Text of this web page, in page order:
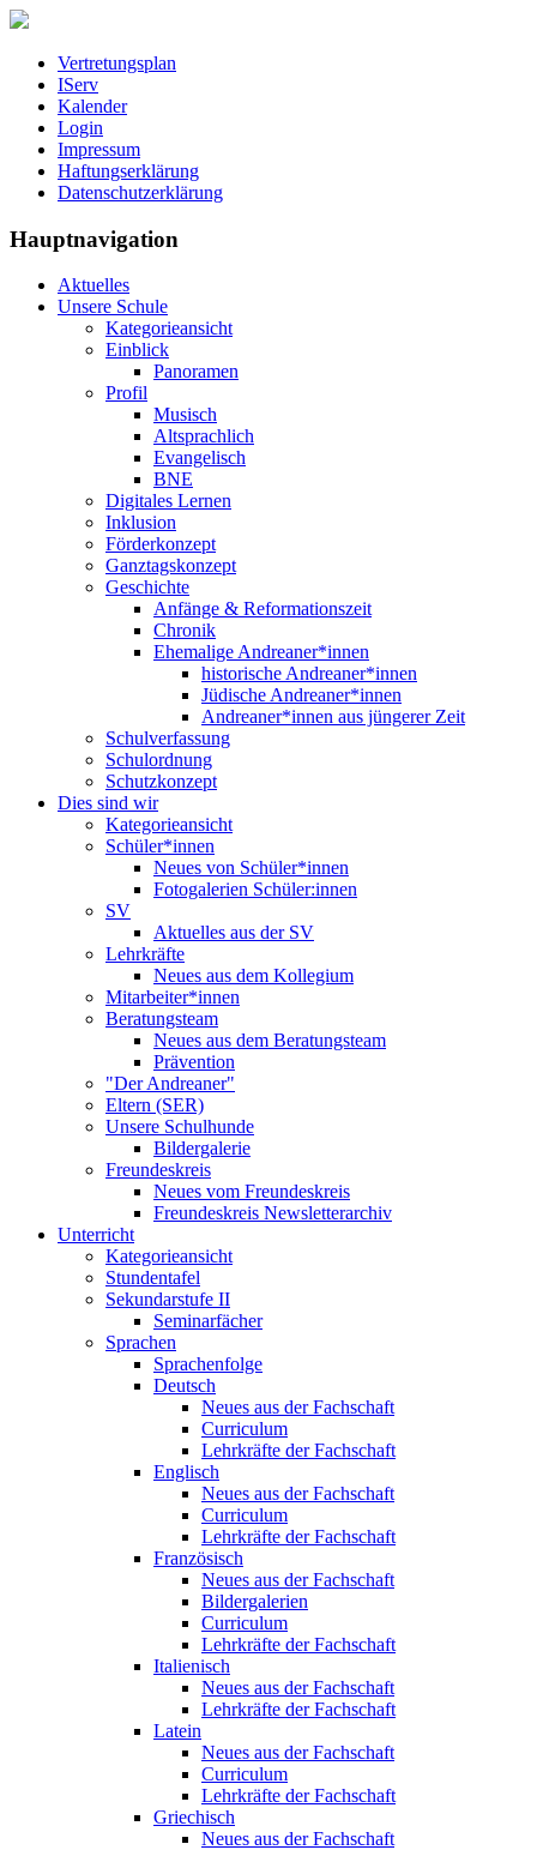
Vertretungsplan
IServ
Kalender
Login
Impressum
Haftungserklärung
Datenschutzerklärung
Hauptnavigation
Aktuelles
Unsere Schule
Kategorieansicht
Einblick
Panoramen
Profil
Musisch
Altsprachlich
Evangelisch
BNE
Digitales Lernen
Inklusion
Förderkonzept
Ganztagskonzept
Geschichte
Anfänge & Reformationszeit
Chronik
Ehemalige Andreaner*innen
historische Andreaner*innen
Jüdische Andreaner*innen
Andreaner*innen aus jüngerer Zeit
Schulverfassung
Schulordnung
Schutzkonzept
Dies sind wir
Kategorieansicht
Schüler*innen
Neues von Schüler*innen
Fotogalerien Schüler:innen
SV
Aktuelles aus der SV
Lehrkräfte
Neues aus dem Kollegium
Mitarbeiter*innen
Beratungsteam
Neues aus dem Beratungsteam
Prävention
"Der Andreaner"
Eltern (SER)
Unsere Schulhunde
Bildergalerie
Freundeskreis
Neues vom Freundeskreis
Freundeskreis Newsletterarchiv
Unterricht
Kategorieansicht
Stundentafel
Sekundarstufe II
Seminarfächer
Sprachen
Sprachenfolge
Deutsch
Neues aus der Fachschaft
Curriculum
Lehrkräfte der Fachschaft
Englisch
Neues aus der Fachschaft
Curriculum
Lehrkräfte der Fachschaft
Französisch
Neues aus der Fachschaft
Bildergalerien
Curriculum
Lehrkräfte der Fachschaft
Italienisch
Neues aus der Fachschaft
Lehrkräfte der Fachschaft
Latein
Neues aus der Fachschaft
Curriculum
Lehrkräfte der Fachschaft
Griechisch
Neues aus der Fachschaft